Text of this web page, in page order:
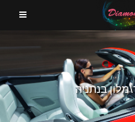
בנתניה